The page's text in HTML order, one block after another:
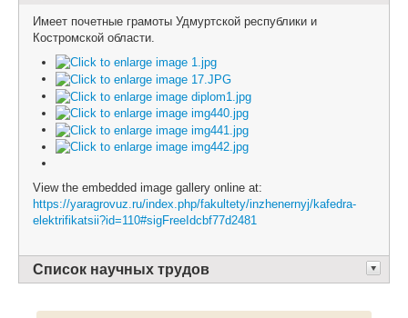
Имеет почетные грамоты Удмуртской республики и
Костромской области.
View the embedded image gallery online at:
https://yaragrovuz.ru/index.php/fakultety/inzhenernyj/kafedra-
elektrifikatsii?id=110#sigFreeIdcbf77d2481
Список научных трудов